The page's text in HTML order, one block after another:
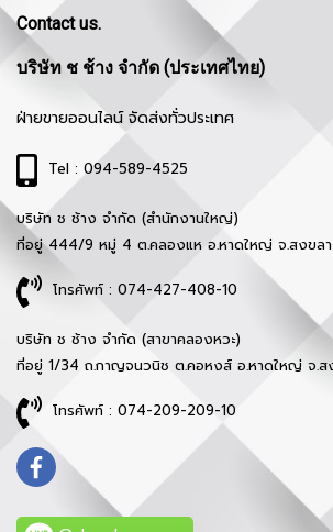
Contact us.
บริษัท ช ช้าง จำกัด (ประเทศไทย)
ฝ่ายขายออนไลน์ จัดส่งทั่วประเทศ
Tel : 094-589-4525
บริษัท ช ช้าง จำกัด (สำนักงานใหญ่)
ที่อยู่ 444/9 หมู่ 4 ต.คลองแห อ.หาดใหญ่ จ.สงขลา
โทรศัพท์ : 074-427-408-10
บริษัท ช ช้าง จำกัด (สาขาคลองหวะ)
ที่อยู่ 1/34 ถ.กาญจนวนิช ต.คอหงส์ อ.หาดใหญ่ จ.ส
โทรศัพท์ : 074-209-209-10